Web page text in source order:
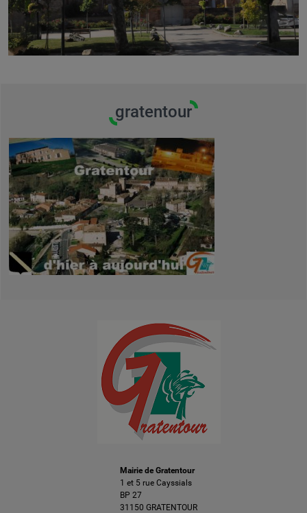
gratentour
Mairie de Gratentour
1 et 5 rue Cayssials
BP 27
31150 GRATENTOUR